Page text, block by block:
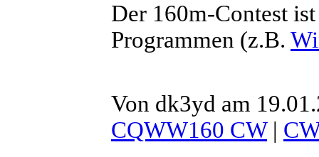
Der 160m-Contest
Programmen (z.B.
Von dk3yd am
CQWW160 CW|